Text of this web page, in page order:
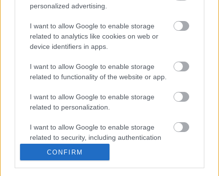
personalized advertising.
I want to allow Google to enable storage
related to analytics like cookies on web or
device identifiers in apps.
I want to allow Google to enable storage
related to functionality of the website or app.
I want to allow Google to enable storage
related to personalization.
I want to allow Google to enable storage
related to security, including authentication
CONFIRM
Fontos a postaládákba költöző
széncinegék védelme
Amire többmillióan vártunk: szombattól
másodfokúra csökken a riasztás
KIEMELT
Megérkezett az eső a Duna